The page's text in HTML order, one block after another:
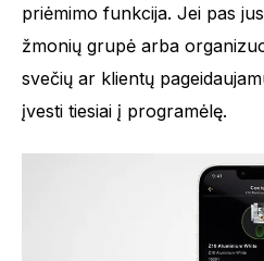
priėmimo funkcija. Jei pas
žmonių grupė arba
svečių ar klientų
įvesti tiesiai į programėlę.